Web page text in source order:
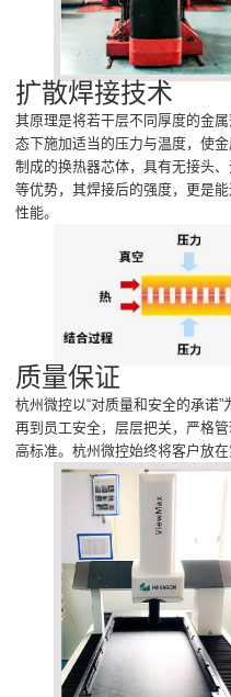
扩散焊接技术
其原理是将若干层不同厚度的金
态下施加适当的压力与温度，使
制成的换热器芯体，具有无接头
等优势，其焊接后的强度，更是
性能。
质量保证
杭州微控以“对质量和安全的承诺
再到员工安全，层层把关，严格
高标准。杭州微控始终将客户放在